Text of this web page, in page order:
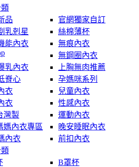
品
官網獨家自訂
乳剋星
絲棉薄杯
能內衣
無痕內衣
無鋼圈內衣
乳內衣
上胸無肉推薦
脊心
孕媽咪系列
衣
兒童內衣
衣
性感內衣
灣製
運動內衣
媽內衣專區
晚安睡眠內衣
內衣
前扣內衣
B罩杯